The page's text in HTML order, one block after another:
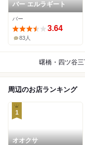
バー エルラギート
バー
3.64
83人
周辺のお店ランキング
1
オオクサ